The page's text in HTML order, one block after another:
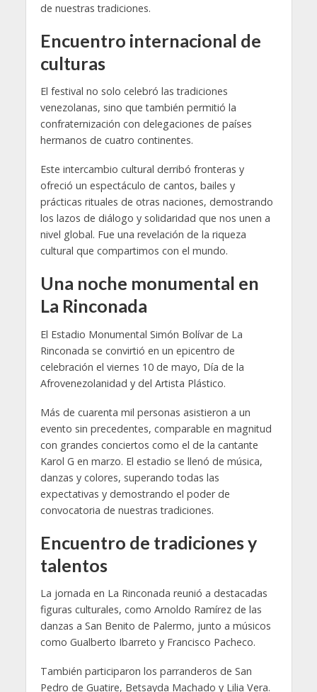
de nuestras tradiciones.
Encuentro internacional de
culturas
El festival no solo celebró las tradiciones
venezolanas, sino que también permitió la
confraternización con delegaciones de países
hermanos de cuatro continentes.
Este intercambio cultural derribó fronteras y
ofreció un espectáculo de cantos, bailes y
prácticas rituales de otras naciones, demostrando
los lazos de diálogo y solidaridad que nos unen a
nivel global. Fue una revelación de la riqueza
cultural que compartimos con el mundo.
Una noche monumental en
La Rinconada
El Estadio Monumental Simón Bolívar de La
Rinconada se convirtió en un epicentro de
celebración el viernes 10 de mayo, Día de la
Afrovenezolanidad y del Artista Plástico.
Más de cuarenta mil personas asistieron a un
evento sin precedentes, comparable en magnitud
con grandes conciertos como el de la cantante
Karol G en marzo. El estadio se llenó de música,
danzas y colores, superando todas las
expectativas y demostrando el poder de
convocatoria de nuestras tradiciones.
Encuentro de tradiciones y
talentos
La jornada en La Rinconada reunió a destacadas
figuras culturales, como Arnoldo Ramírez de las
danzas a San Benito de Palermo, junto a músicos
como Gualberto Ibarreto y Francisco Pacheco.
También participaron los parranderos de San
Pedro de Guatire, Betsayda Machado y Lilia Vera.